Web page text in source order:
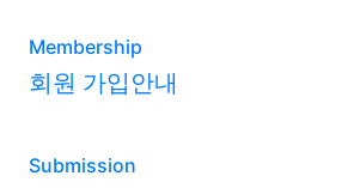
Membership
회원 가입안내
Submission